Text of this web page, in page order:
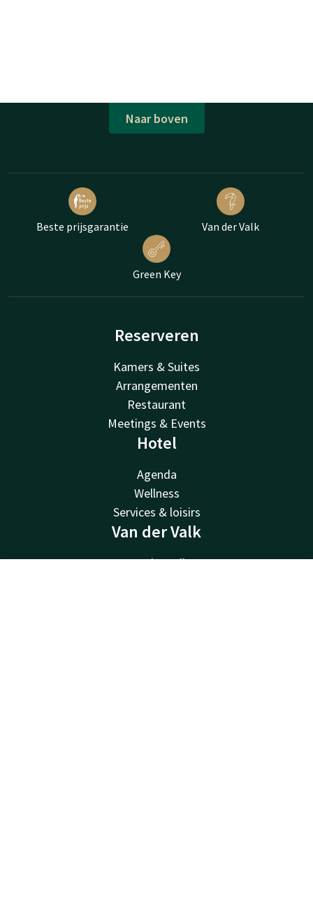
Naar boven
Beste prijsgarantie Van der Valk
Green Key
Reserveren
Kamers & Suites
Arrangementen
Restaurant
Meetings & Events
Hotel
Agenda
Wellness
Services & loisirs
Van der Valk
Van der Valk